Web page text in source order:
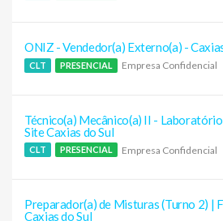
ONIZ - Vendedor(a) Externo(a) -
CLT PRESENCIAL Empresa Confidencial
Técnico(a) Mecânico(a) II -
Site Caxias do Sul
CLT PRESENCIAL Empresa Confidencial
Preparador(a) de Misturas (Turno 2) |
Caxias do Sul